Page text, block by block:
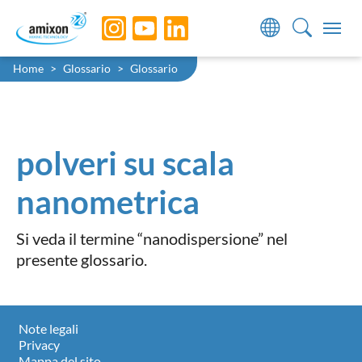
Skip to main navigation
Skip to main content
Skip to page footer
You are here:
Home Glossario Glossario
polveri su scala
nanometrica
Si veda il termine “nanodispersione” nel
presente glossario.
Note legali
Privacy